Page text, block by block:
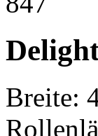
Breite: